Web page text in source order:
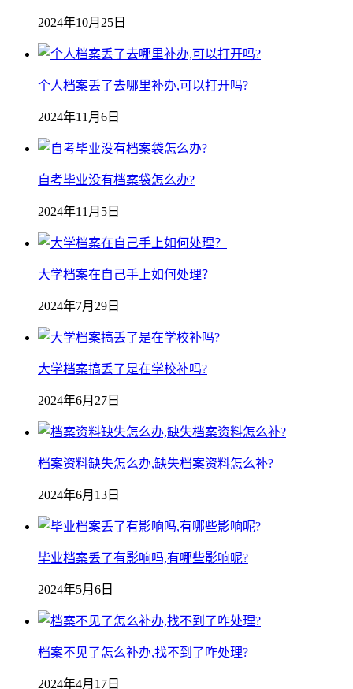
2024年10月25日
个人档案丢了去哪里补办,可以打开吗?
2024年11月6日
自考毕业没有档案袋怎么办?
2024年11月5日
大学档案在自己手上如何处理？
2024年7月29日
大学档案搞丢了是在学校补吗?
2024年6月27日
档案资料缺失怎么办,缺失档案资料怎么补?
2024年6月13日
毕业档案丢了有影响吗,有哪些影响呢?
2024年5月6日
档案不见了怎么补办,找不到了咋处理?
2024年4月17日